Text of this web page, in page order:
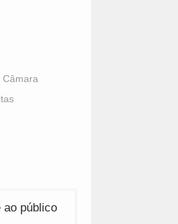
Câmara
ao público